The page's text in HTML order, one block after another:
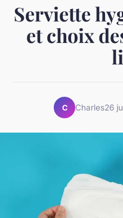
Serviette
et choix
C Charles26